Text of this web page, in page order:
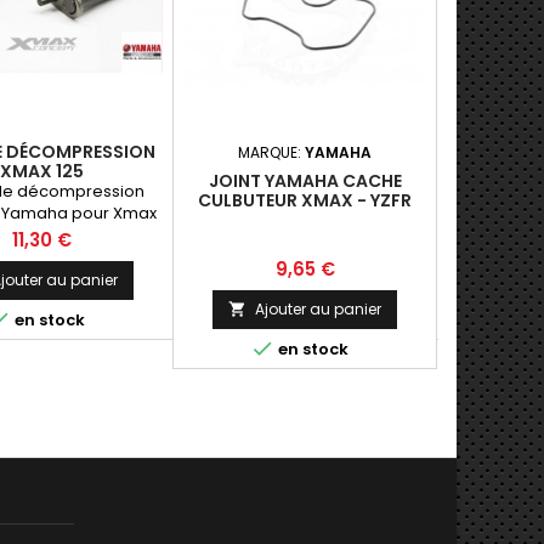
DÉCOMPRESSION
XMAX 125
décompression
pour Xmax
125 .
Prix
11,30 €
au panier
en stock
MARQUE: YAMAHA
JOINT YAMAHA CACHE
CULBUTEUR XMAX - YZFR
Prix
9,65 €
 Ajouter au panier
 en stock
Pochette
pour
57mm /

